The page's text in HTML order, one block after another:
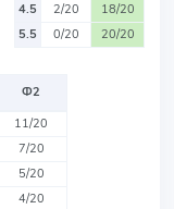
4.5
2/20
18/20
5.5
0/20 20/20
Ф2
11/20
7/20
5/20
4/20